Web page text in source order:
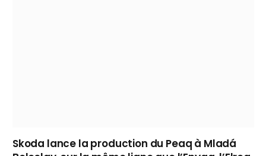
Skoda lance la production du Peaq à Mladá